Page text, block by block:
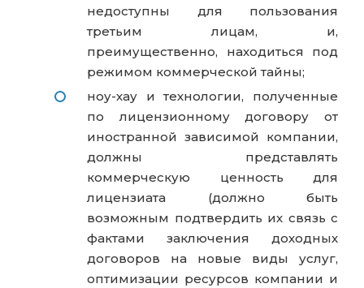
недоступны для пользования
третьим лицам, и,
преимущественно, находиться под
режимом коммерческой тайны;
ноу-хау и технологии, полученные
по лицензионному договору от
иностранной зависимой компании,
должны представлять
коммерческую ценность для
лицензиата (должно быть
возможным подтвердить их связь с
фактами заключения доходных
договоров на новые виды услуг,
оптимизации ресурсов компании и